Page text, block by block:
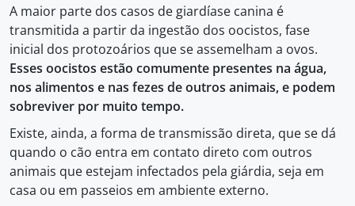
A maior parte dos casos de giardíase canina é
transmitida a partir da ingestão dos oocistos, fase
inicial dos protozoários que se assemelham a ovos.
Esses oocistos estão comumente presentes na água,
nos alimentos e nas fezes de outros animais, e podem
sobreviver por muito tempo.
Existe, ainda, a forma de transmissão direta, que se dá
quando o cão entra em contato direto com outros
animais que estejam infectados pela giárdia, seja em
casa ou em passeios em ambiente externo.